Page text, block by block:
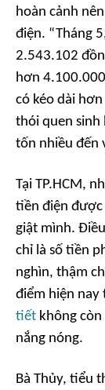
hoàn cảnh
điện. “Tháng
2.543.102
hơn
có kéo dài
thói quen sinh
tốn nhiều đến
Tại TP.HCM,
tiền điện được
giật mình.
chỉ là số tiền
nghìn, thậm
điểm hiện nay
tiết không
nắng nóng.
Bà Thủy, tiểu